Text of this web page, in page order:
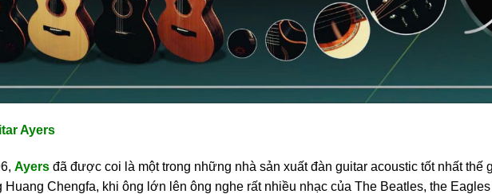
Ayers
Ayers đã được coi là một trong những nhà sản xuất đàn guitar acoustic tốt nhất
Huang Chengfa, khi ông lớn lên ông nghe rất nhiều nhạc của The Beatles, the